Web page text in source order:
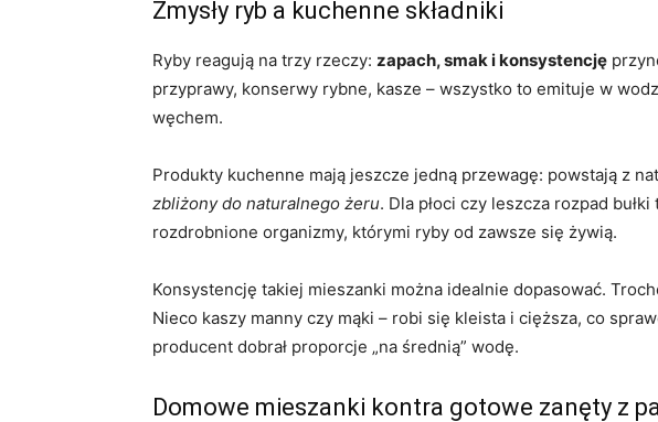
Zmysły ryb a kuchenne składniki
Ryby reagują na trzy rzeczy: zapach, smak i konsystencję
przyprawy, konserwy rybne, kasze – wszystko to emituje w
węchem.
Produkty kuchenne mają jeszcze jedną przewagę: powstają z
zbliżony do naturalnego żeru. Dla płoci czy leszcza rozpad
rozdrobnione organizmy, którymi ryby od zawsze się żywią.
Konsystencję takiej mieszanki można idealnie dopasować.
Nieco kaszy manny czy mąki – robi się kleista i cięższa, co
producent dobrał proporcje „na średnią” wodę.
Domowe mieszanki kontra gotowe zanęty z